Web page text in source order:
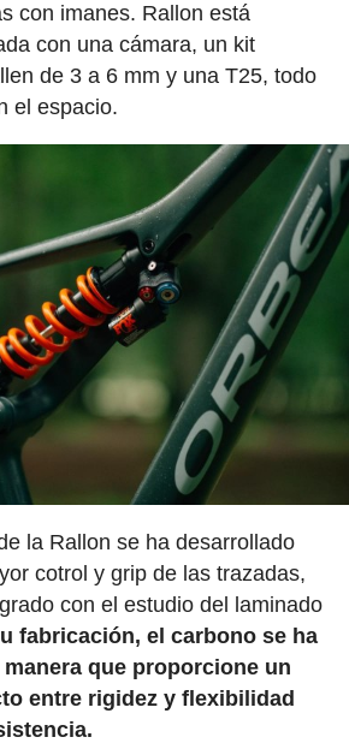
con imanes. Rallon está
con una cámara, un kit
de 3 a 6 mm y una T25, todo
el espacio.
la Rallon se ha desarrollado
cotrol y grip de las trazadas,
con el estudio del laminado
fabricación, el carbono se ha
que proporcione un
entre rigidez y flexibilidad